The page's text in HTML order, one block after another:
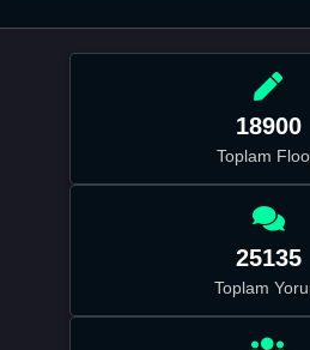
18900
Toplam
25135
Toplam